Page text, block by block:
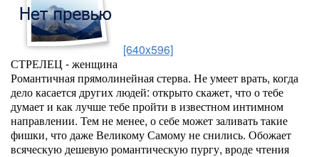
[640x596]
СТРЕЛЕЦ - женщина
Романтичная прямолинейная стерва. Не умеет врать, когда
дело касается других людей: открыто скажет, что о тебе
думает и как лучше тебе пройти в известном интимном
направлении. Тем не менее, о себе может заливать такие
фишки, что даже Великому Самому не снились. Обожает
всяческую дешевую романтическую пургу, вроде чтения